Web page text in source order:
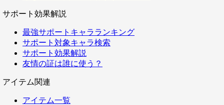
サポート効果解説
最強サポートキャラランキング
サポート対象キャラ検索
サポート効果解説
友情の証は誰に使う？
アイテム関連
アイテム一覧